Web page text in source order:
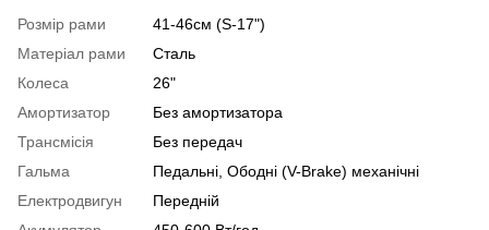
Розмір рами
41-46см (S-17")
Матеріал рами
Сталь
Колеса
26"
Амортизатор
Без амортизатора
Трансмісія
Без передач
Гальма
Педальні, Ободні (V-Brake) механічні
Електродвигун
Передній